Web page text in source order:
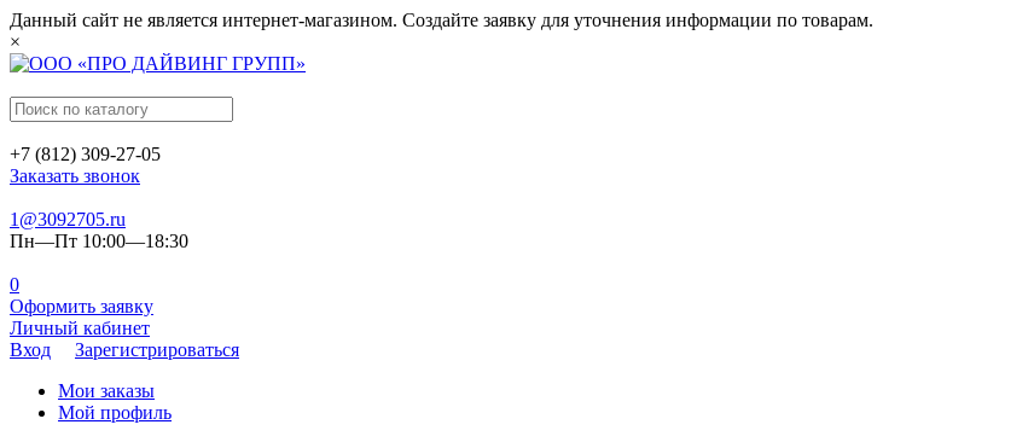
Данный сайт не является интернет-магазином. Создайте заявку для уточнения информации по товарам.
×
+7 (812) 309-27-05
Заказать звонок
1@3092705.ru
Пн—Пт 10:00—18:30
0
Оформить заявку
Личный кабинет
Вход
Зарегистрироваться
Мои заказы
Мой профиль